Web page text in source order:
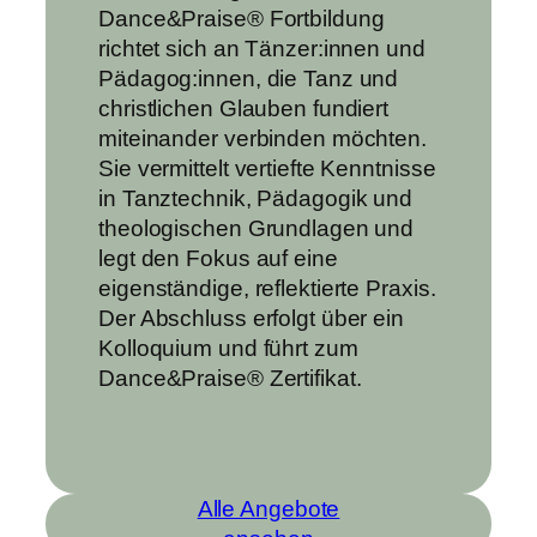
Dance&Praise® Fortbildung
richtet sich an Tänzer:innen und
Pädagog:innen, die Tanz und
christlichen Glauben fundiert
miteinander verbinden möchten.
Sie vermittelt vertiefte Kenntnisse
in Tanztechnik, Pädagogik und
theologischen Grundlagen und
legt den Fokus auf eine
eigenständige, reflektierte Praxis.
Der Abschluss erfolgt über ein
Kolloquium und führt zum
Dance&Praise® Zertifikat.
Alle Angebote